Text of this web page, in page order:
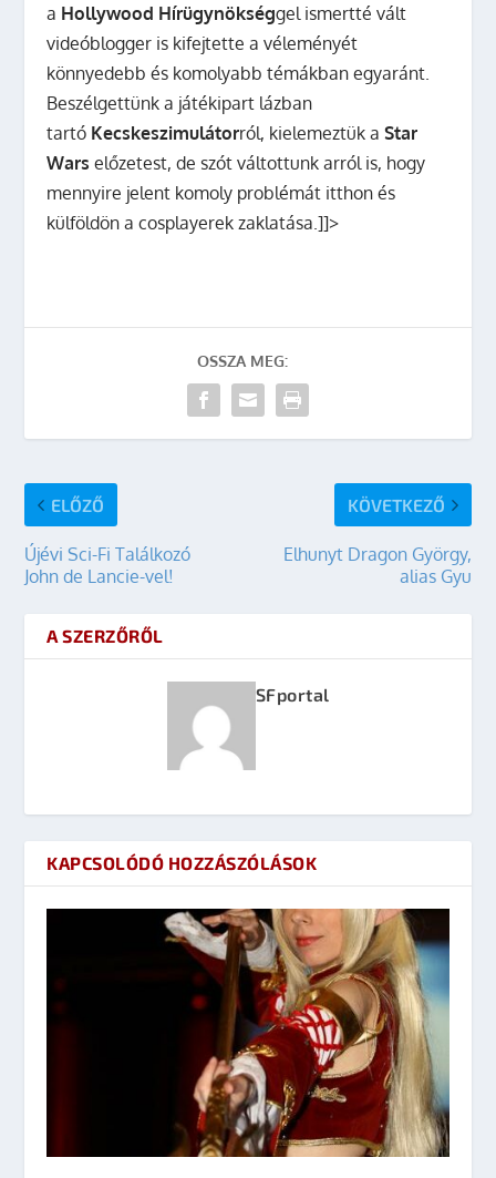
a Hollywood Hírügynökséggel ismertté vált
videóblogger is kifejtette a véleményét
könnyedebb és komolyabb témákban egyaránt.
Beszélgettünk a játékipart lázban
tartó Kecskeszimulátorról, kielemeztük aStar
Wars előzetest, de szót váltottunk arról is, hogy
mennyire jelent komoly problémát itthon és
külföldön a cosplayerek zaklatása.]]>
OSSZA MEG:
ELŐZŐ
Újévi Sci-Fi Találkozó
John de Lancie-vel!
KÖVETKEZŐ
Elhunyt Dragon György,
alias Gyu
A SZERZŐRŐL
SFportal
KAPCSOLÓDÓ HOZZÁSZÓLÁSOK